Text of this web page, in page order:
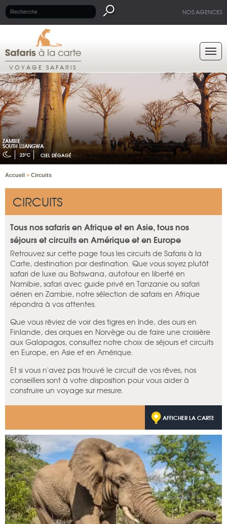
NOS AGENCES
VOYAGE SAFARIS
ZAMBIE
SOUTH LUANGWA
23°C CIEL DÉGAGÉ
Accueil > Circuits
CIRCUITS
Tous nos safaris en Afrique et en Asie, tous nos
séjours et circuits en Amérique et en Europe
Retrouvez sur cette page tous les circuits de Safaris à la
Carte, destination par destination. Que vous soyez plutôt
safari de luxe au Botswana, autotour en liberté en
Namibie, safari avec guide privé en Tanzanie ou safari
aérien en Zambie, notre sélection de safaris en Afrique
répondra à vos attentes.
Que vous rêviez de voir des tigres en Inde, des ours en
Finlande, des orques en Norvège ou de faire une croisière
aux Galapagos, consultez notre choix de séjours et circuits
en Europe, en Asie et en Amérique.
Et si vous n'avez pas trouvé le circuit de vos rêves, nos
conseillers sont à votre disposition pour vous aider à
construire un voyage sur mesure.
AFFICHER LA CARTE